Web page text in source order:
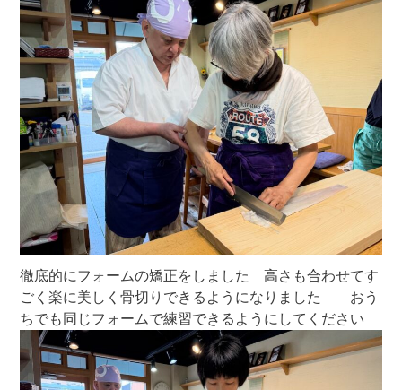
徹底的にフォームの矯正をしました 高さも合わせてす
ごく楽に美しく骨切りできるようになりました おう
ちでも同じフォームで練習できるようにしてください